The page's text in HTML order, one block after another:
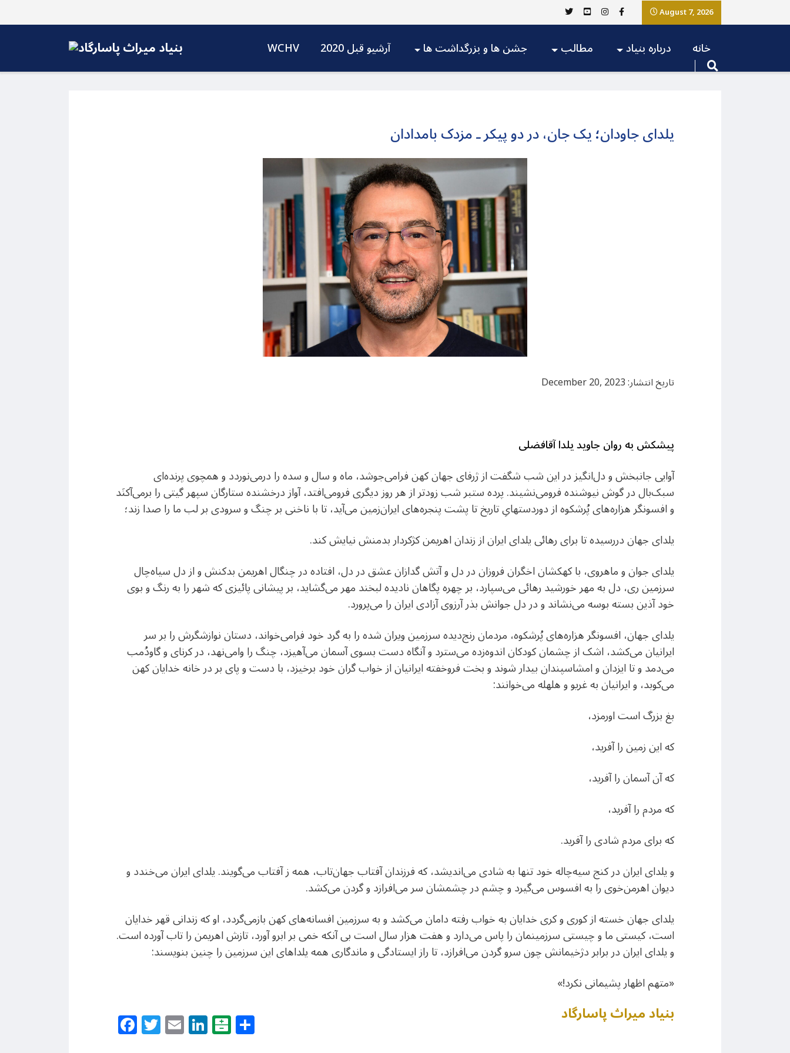
August 7, 2026
WCHV آرشیو قبل 2020 جشن ها و بزرگداشت ها مطالب درباره بنیاد خانه
یلدای جاودان؛ یک جان، در دو پیکر ـ مزدک بامدادان
تاریخ انتشار: December 20, 2023
پیشکش به روان جاوید یلدا آقافضلی
آوایی جانبخش و دل‌انگیز در این شب شگفت از ژرفای جهان کهن فرامی‌جوشد، ماه و سال و سده را درمی‌نوردد و همچوی پرنده‌ای
سبک‌بال در گوش نیوشنده فرومی‌نشیند. پرده ستبر شب زودتر از هر روز دیگری فرومی‌افتد، آواز درخشنده ستارگان سپهر گیتی را برمی‌آکنَد
و افسونگر هزاره‌های پُرشکوه از دوردستهایِ تاریخ تا پشت پنجره‌های ایران‌زمین می‌آید، تا با ناخنی بر چنگ و سرودی بر لب ما را صدا زند؛
یلدای جهان دررسیده تا برای رهائی یلدای ایران از زندان اهریمن کژکردار بدمنش نیایش کند.
یلدای جوان و ماهروی، با کهکشان اخگران فروزان در دل و آتش گدازان عشق در دل، افتاده در چنگال اهریمن بدکنش و از دل سیاه‌چال
سرزمین ری، دل به مهر خورشید رهائی می‌سپارد، بر چهره پگاهان نادیده لبخند مهر می‌گشاید، بر پیشانی پائیزی که شهر را به رنگ و بوی
خود آذین بسته بوسه می‌نشاند و در دل جوانش بذر آرزوی آزادی ایران را می‌پرورد.
یلدای جهان، افسونگر هزاره‌های پُرشکوه، مردمان رنج‌دیده سرزمین ویران شده را به گرد خود فرامی‌خواند، دستان نوازشگرش را بر سر
ایرانیان می‌کشد، اشک از چشمان کودکان اندوه‌زده می‌سترد و آنگاه دست بسوی آسمان می‌آهیزد، چنگ را وامی‌نهد، در کرنای و گاودُمب
می‌دمد و تا ایزدان و امشاسپندان بیدار شوند و بخت فروخفته ایرانیان از خواب گران خود برخیزد، با دست و پای بر در خانه خدایان کهن
می‌کوبد، و ایرانیان به غریو و هلهله می‌خوانند:
بغ بزرگ است اورمزد،
که این زمین را آفرید،
که آن آسمان را آفرید،
که مردم را آفرید،
که برای مردم شادی را آفرید.
و یلدای ایران در کنج سیه‌چاله خود تنها به شادی می‌اندیشد، که فرزندان آفتاب جهان‌تاب، همه ز آفتاب می‌گویند. یلدای ایران می‌خندد و
دیوان اهرمن‌خوی را به افسوس می‌گیرد و چشم در چشمشان سر می‌افرازد و گردن می‌کشد.
یلدای جهان خسته از کوری و کری خدایان به خواب رفته دامان می‌کشد و به سرزمین افسانه‌های کهن بازمی‌گردد، او که زندانی قهر خدایان
است، کیستی ما و چیستی سرزمینمان را پاس می‌دارد و هفت هزار سال است بی آنکه خمی بر ابرو آورد، تازش اهریمن را تاب آورده است.
و یلدای ایران در برابر دژخیمانش چون سرو گردن می‌افرازد، تا راز ایستادگی و ماندگاری همه یلداهای این سرزمین را چنین بنویسند:
«متهم اظهار پشیمانی نکرد!»
Facebook
Twitter
EmailLinkedIn
Balatarin بنیاد میراث پاسارگاد